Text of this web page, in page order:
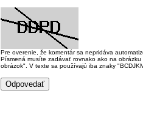
Pre overenie, že komentár sa nepridáva
Písmená musíte zadávať rovnako ako na
obrázok". V texte sa používajú iba znaky